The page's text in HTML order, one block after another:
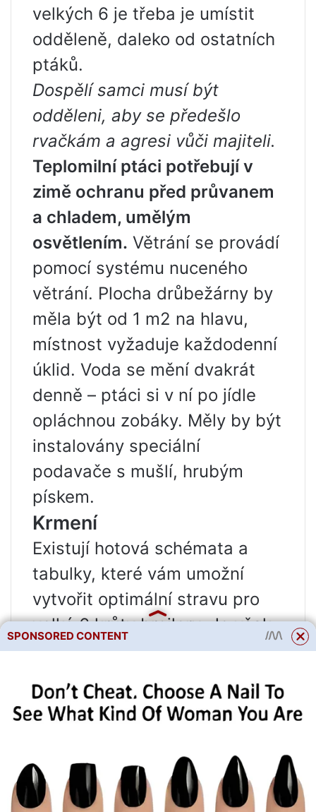
velkých 6 je třeba je umístit
odděleně, daleko od ostatních
ptáků.
Dospělí samci musí být
odděleni, aby se předešlo
rvačkám a agresi vůči majiteli.
Teplomilní ptáci potřebují v
zimě ochranu před průvanem
a chladem, umělým
osvětlením. Větrání se provádí
pomocí systému nuceného
větrání. Plocha drůbežárny by
měla být od 1 m2 na hlavu,
místnost vyžaduje každodenní
úklid. Voda se mění dvakrát
denně – ptáci si v ní po jídle
opláchnou zobáky. Měly by být
instalovány speciální
podavače s mušlí, hrubým
pískem.
Krmení
Existují hotová schémata a
tabulky, které vám umožní
vytvořit optimální stravu pro
velké 6 krůty brojlery. Je však
důležité si uvědomit, že je
od dospělého ptáka. Pro mladá
zvířata se používá startovací
krmivo, které obsahuje
všechny potřebné přísady. Od
pátého dne se zavádí
SPONSORED CONTENT